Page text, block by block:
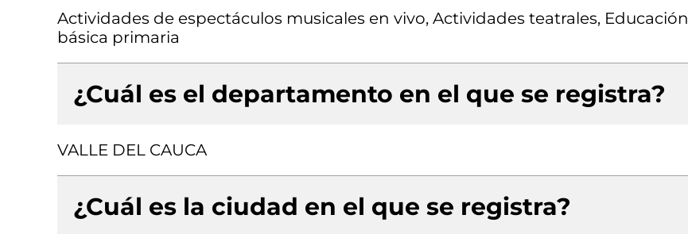
Actividades de espectáculos musicales en vivo, Actividades teatrales, Educación
básica primaria
¿Cuál es el departamento en el que se registra?
VALLE DEL CAUCA
¿Cuál es la ciudad en el que se registra?